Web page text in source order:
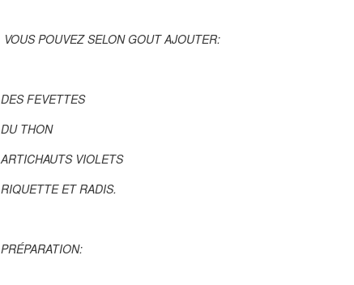
VOUS POUVEZ SELON GOUT AJOUTER:
DES FEVETTES
DU THON
ARTICHAUTS VIOLETS
RIQUETTE ET RADIS.
PRÉPARATION: